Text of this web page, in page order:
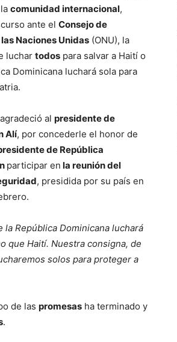
comunidad internacional,
ante el Consejo de
Naciones Unidas (ONU), la
luchar todos para salvar a Haití o
Dominicana luchará sola para
al presidente de
Alí, por concederle el honor de
de República
participar en la reunión del
, presidida por su país en
República Dominicana luchará
que Haití. Nuestra consigna, de
solos para proteger a
de las promesas ha terminado y
.